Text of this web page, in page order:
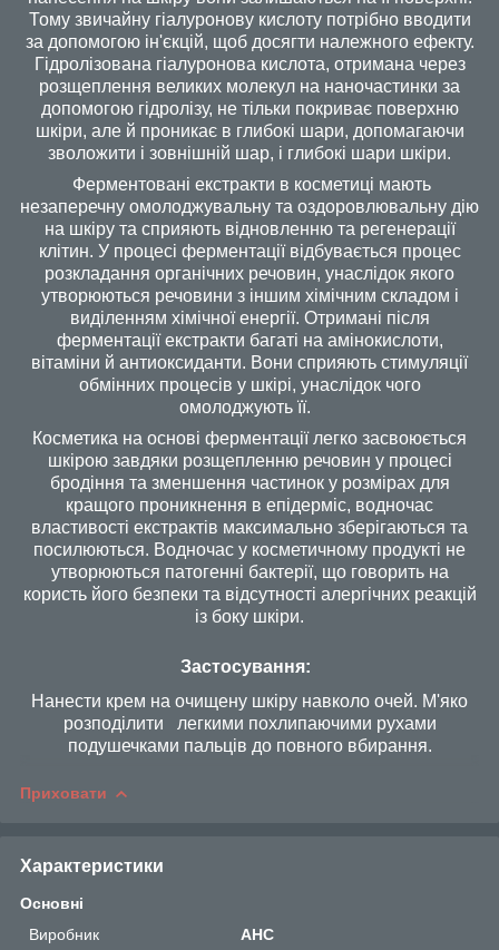
Тому звичайну гіалуронову кислоту потрібно вводити
за допомогою ін'єкцій, щоб досягти належного ефекту.
Гідролізована гіалуронова кислота, отримана через
розщеплення великих молекул на наночастинки за
допомогою гідролізу, не тільки покриває поверхню
шкіри, але й проникає в глибокі шари, допомагаючи
зволожити і зовнішній шар, і глибокі шари шкіри.
Ферментовані екстракти в косметиці мають
незаперечну омолоджувальну та оздоровлювальну дію
на шкіру та сприяють відновленню та регенерації
клітин. У процесі ферментації відбувається процес
розкладання органічних речовин, унаслідок якого
утворюються речовини з іншим хімічним складом і
виділенням хімічної енергії. Отримані після
ферментації екстракти багаті на амінокислоти,
вітаміни й антиоксиданти. Вони сприяють стимуляції
обмінних процесів у шкірі, унаслідок чого
омолоджують її.
Косметика на основі ферментації легко засвоюється
шкірою завдяки розщепленню речовин у процесі
бродіння та зменшення частинок у розмірах для
кращого проникнення в епідерміс, водночас
властивості екстрактів максимально зберігаються та
посилюються. Водночас у косметичному продукті не
утворюються патогенні бактерії, що говорить на
користь його безпеки та відсутності алергічних реакцій
із боку шкіри.
Застосування:
Нанести крем на очищену шкіру навколо очей. М'яко
розподілити легкими похлипаючими рухами
подушечками пальців до повного вбирання.
Приховати
Характеристики
Основні
Виробник
AHC